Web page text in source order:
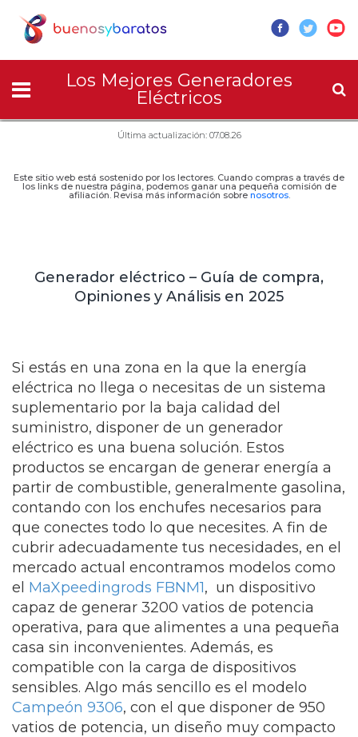
Los Mejores Generadores
Eléctricos
Última actualización: 07.08.26
Este sitio web está sostenido por los lectores. Cuando compras a través de
los links de nuestra página, podemos ganar una pequeña comisión de
afiliación. Revisa más información sobre nosotros.
Generador eléctrico – Guía de compra,
Opiniones y Análisis en 2025
Si estás en una zona en la que la energía
eléctrica no llega o necesitas de un sistema
suplementario por la baja calidad del
suministro, disponer de un generador
eléctrico es una buena solución. Estos
productos se encargan de generar energía a
partir de combustible, generalmente gasolina,
contando con los enchufes necesarios para
que conectes todo lo que necesites. A fin de
cubrir adecuadamente tus necesidades, en el
mercado actual encontramos modelos como
el MaXpeedingrods FBNM1, un dispositivo
capaz de generar 3200 vatios de potencia
operativa, para que alimentes a una pequeña
casa sin inconvenientes. Además, es
compatible con la carga de dispositivos
sensibles. Algo más sencillo es el modelo
Campeón 9306, con el que disponer de 950
vatios de potencia, un diseño muy compacto